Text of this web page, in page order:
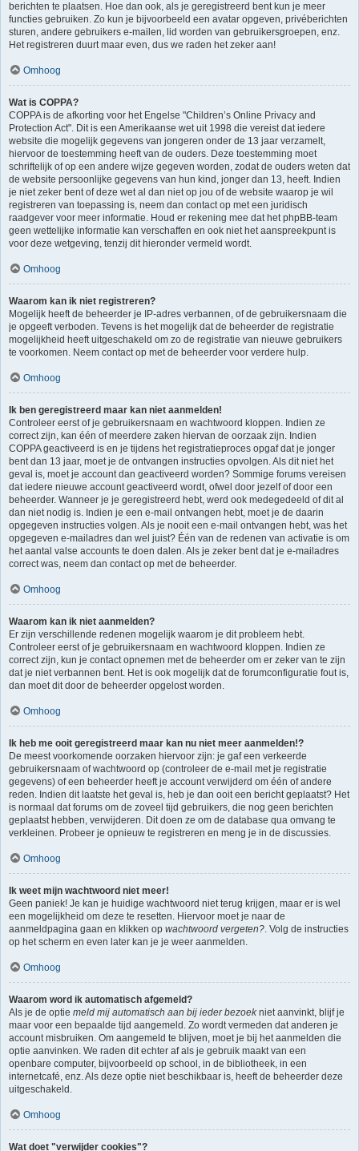
berichten te plaatsen. Hoe dan ook, als je geregistreerd bent kun je meer
functies gebruiken. Zo kun je bijvoorbeeld een avatar opgeven, privéberichten
sturen, andere gebruikers e-mailen, lid worden van gebruikersgroepen, enz.
Het registreren duurt maar even, dus we raden het zeker aan!
Omhoog
Wat is COPPA?
COPPA is de afkorting voor het Engelse "Children’s Online Privacy and
Protection Act". Dit is een Amerikaanse wet uit 1998 die vereist dat iedere
website die mogelijk gegevens van jongeren onder de 13 jaar verzamelt,
hiervoor de toestemming heeft van de ouders. Deze toestemming moet
schriftelijk of op een andere wijze gegeven worden, zodat de ouders weten dat
de website persoonlijke gegevens van hun kind, jonger dan 13, heeft. Indien
je niet zeker bent of deze wet al dan niet op jou of de website waarop je wil
registreren van toepassing is, neem dan contact op met een juridisch
raadgever voor meer informatie. Houd er rekening mee dat het phpBB-team
geen wettelijke informatie kan verschaffen en ook niet het aanspreekpunt is
voor deze wetgeving, tenzij dit hieronder vermeld wordt.
Omhoog
Waarom kan ik niet registreren?
Mogelijk heeft de beheerder je IP-adres verbannen, of de gebruikersnaam die
je opgeeft verboden. Tevens is het mogelijk dat de beheerder de registratie
mogelijkheid heeft uitgeschakeld om zo de registratie van nieuwe gebruikers
te voorkomen. Neem contact op met de beheerder voor verdere hulp.
Omhoog
Ik ben geregistreerd maar kan niet aanmelden!
Controleer eerst of je gebruikersnaam en wachtwoord kloppen. Indien ze
correct zijn, kan één of meerdere zaken hiervan de oorzaak zijn. Indien
COPPA geactiveerd is en je tijdens het registratieproces opgaf dat je jonger
bent dan 13 jaar, moet je de ontvangen instructies opvolgen. Als dit niet het
geval is, moet je account dan geactiveerd worden? Sommige forums vereisen
dat iedere nieuwe account geactiveerd wordt, ofwel door jezelf of door een
beheerder. Wanneer je je geregistreerd hebt, werd ook medegedeeld of dit al
dan niet nodig is. Indien je een e-mail ontvangen hebt, moet je de daarin
opgegeven instructies volgen. Als je nooit een e-mail ontvangen hebt, was het
opgegeven e-mailadres dan wel juist? Één van de redenen van activatie is om
het aantal valse accounts te doen dalen. Als je zeker bent dat je e-mailadres
correct was, neem dan contact op met de beheerder.
Omhoog
Waarom kan ik niet aanmelden?
Er zijn verschillende redenen mogelijk waarom je dit probleem hebt.
Controleer eerst of je gebruikersnaam en wachtwoord kloppen. Indien ze
correct zijn, kun je contact opnemen met de beheerder om er zeker van te zijn
dat je niet verbannen bent. Het is ook mogelijk dat de forumconfiguratie fout is,
dan moet dit door de beheerder opgelost worden.
Omhoog
Ik heb me ooit geregistreerd maar kan nu niet meer aanmelden!?
De meest voorkomende oorzaken hiervoor zijn: je gaf een verkeerde
gebruikersnaam of wachtwoord op (controleer de e-mail met je registratie
gegevens) of een beheerder heeft je account verwijderd om één of andere
reden. Indien dit laatste het geval is, heb je dan ooit een bericht geplaatst? Het
is normaal dat forums om de zoveel tijd gebruikers, die nog geen berichten
geplaatst hebben, verwijderen. Dit doen ze om de database qua omvang te
verkleinen. Probeer je opnieuw te registreren en meng je in de discussies.
Omhoog
Ik weet mijn wachtwoord niet meer!
Geen paniek! Je kan je huidige wachtwoord niet terug krijgen, maar er is wel
een mogelijkheid om deze te resetten. Hiervoor moet je naar de
aanmeldpagina gaan en klikken op wachtwoord vergeten?. Volg de instructies
op het scherm en even later kan je je weer aanmelden.
Omhoog
Waarom word ik automatisch afgemeld?
Als je de optie meld mij automatisch aan bij ieder bezoekniet aanvinkt, blijf je
maar voor een bepaalde tijd aangemeld. Zo wordt vermeden dat anderen je
account misbruiken. Om aangemeld te blijven, moet je bij het aanmelden die
optie aanvinken. We raden dit echter af als je gebruik maakt van een
openbare computer, bijvoorbeeld op school, in de bibliotheek, in een
internetcafé, enz. Als deze optie niet beschikbaar is, heeft de beheerder deze
uitgeschakeld.
Omhoog
Wat doet "verwijder cookies"?